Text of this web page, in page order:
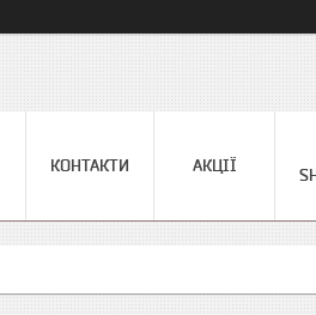
КОНТАКТИ АКЦІЇ